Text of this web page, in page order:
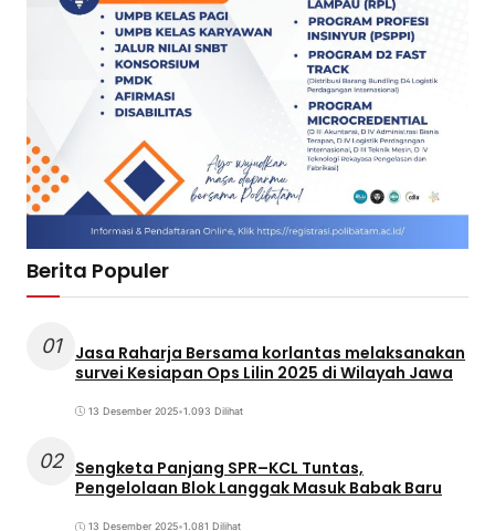
Berita Populer
01
Jasa Raharja Bersama korlantas melaksanakan
survei Kesiapan Ops Lilin 2025 di Wilayah Jawa
13 Desember 2025•1.093 Dilihat
02 Sengketa Panjang SPR–KCL Tuntas,
Pengelolaan Blok Langgak Masuk Babak Baru
13 Desember 2025•1.081 Dilihat